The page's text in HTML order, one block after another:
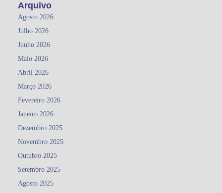
Arquivo
Agosto 2026
Julho 2026
Junho 2026
Maio 2026
Abril 2026
Março 2026
Fevereiro 2026
Janeiro 2026
Dezembro 2025
Novembro 2025
Outubro 2025
Setembro 2025
Agosto 2025